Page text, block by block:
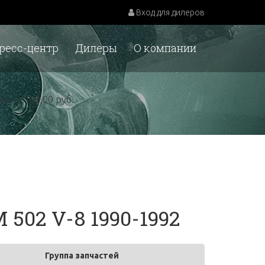
Вход для дилеров
О компании
Дилеры
центр
= 100,00 руб.
V-8 1990-1992
Группа запчастей